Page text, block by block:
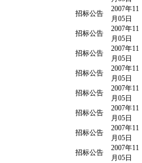
招标公告
2007年11
月05日
招标公告
2007年11
月05日
招标公告
2007年11
月05日
招标公告
2007年11
月05日
招标公告
2007年11
月05日
招标公告
2007年11
月05日
招标公告
2007年11
月05日
招标公告
2007年11
月05日